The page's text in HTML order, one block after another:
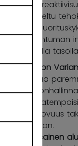
nopeutta,
on suunniteltu
hallittuun
vakaan tuntuman
korkeimmalla
Revision
tarjoaa
76A kovuus
ja pidon.
Yksiosainen